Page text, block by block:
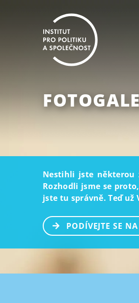
Nestihli jste některou
Rozhodli jsme se
jste tu správně. Teď už
PODÍVEJTE SE